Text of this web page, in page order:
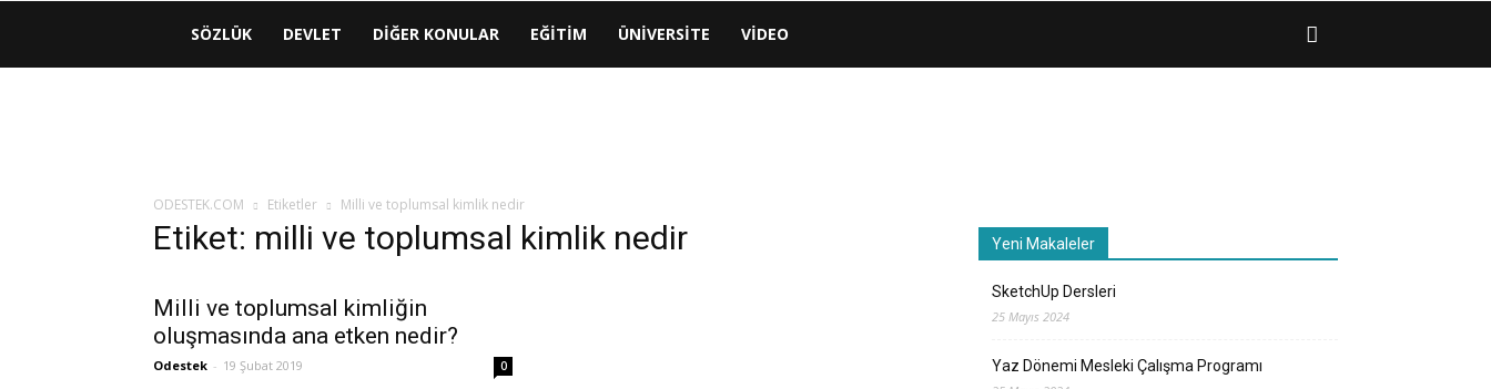
ODESTEK
SÖZLÜK DEVLET DIĞER KONULAR EĞITIM ÜNIVERSITE VIDEO
ODESTEK.COM Etiketler Milli ve toplumsal kimlik nedir
Etiket: milli ve toplumsal kimlik nedir
Milli ve toplumsal kimliğin
oluşmasında ana etken nedir?
Odestek - 19 Şubat 2019 0
Yeni Makaleler
SketchUp Dersleri
25 Mayıs 2024
Yaz Dönemi Mesleki Çalışma Programı